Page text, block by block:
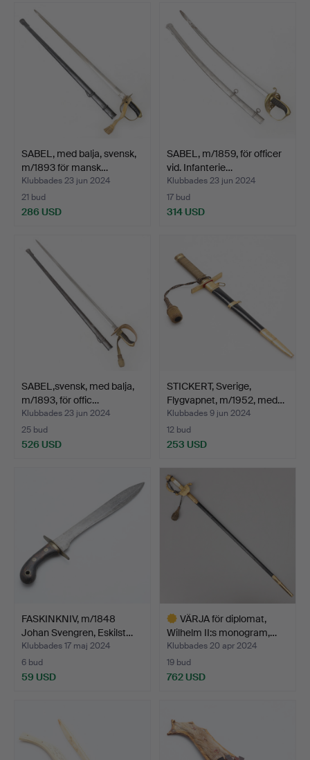
SABEL, med balja, svensk,
m/1893 för mansk…
Klubbades 23 jun 2024
21 bud
286 USD
SABEL, m/1859, för officer
vid. Infanterie…
Klubbades 23 jun 2024
17 bud
314 USD
SABEL,svensk, med balja,
m/1893, för offic…
Klubbades 23 jun 2024
25 bud
526 USD
STICKERT, Sverige,
Flygvapnet, m/1952, med…
Klubbades 9 jun 2024
12 bud
253 USD
FASKINKNIV, m/1848
Johan Svengren, Eskilst…
Klubbades 17 maj 2024
6 bud
59 USD
VÄRJA för diplomat,
Wilhelm II:s monogram,…
Klubbades 20 apr 2024
19 bud
762 USD